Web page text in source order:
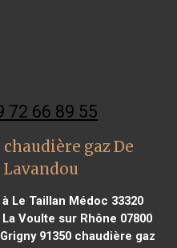
72 66 89 55
gaz De
Le Taillan Médoc 33320
Voulte sur Rhône 07800
91350chaudière gaz